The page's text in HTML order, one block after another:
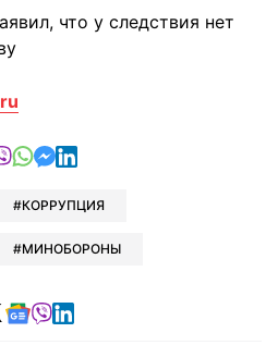
что у следствия нет
в Telegram
в Facebook
в X
отправить в Viber
отправить в Whatsapp
отправить в Messenger
отправить в LinkedIn
КОРРУПЦИЯ
МИНОБОРОНЫ
в Telegram
в Facebook
Читайте в X
Читайте в Google news
Читайте в Viber
Читайте в LinkedIn